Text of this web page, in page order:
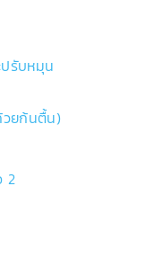
รับหมุน
วยก้นตื้น)
2